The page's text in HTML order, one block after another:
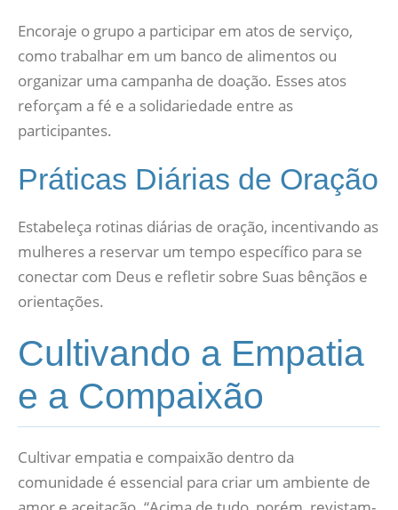
Encoraje o grupo a participar em atos de serviço,
como trabalhar em um banco de alimentos ou
organizar uma campanha de doação. Esses atos
reforçam a fé e a solidariedade entre as
participantes.
Práticas Diárias de Oração
Estabeleça rotinas diárias de oração, incentivando as
mulheres a reservar um tempo específico para se
conectar com Deus e refletir sobre Suas bênçãos e
orientações.
Cultivando a Empatia
e a Compaixão
Cultivar empatia e compaixão dentro da
comunidade é essencial para criar um ambiente de